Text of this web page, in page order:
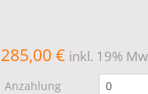
285,00 € inkl. 19%
Anzahlung